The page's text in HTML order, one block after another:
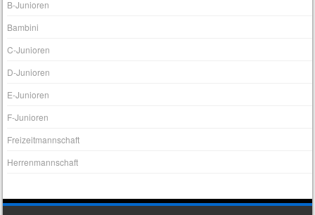
B-Junioren
Bambini
C-Junioren
D-Junioren
E-Junioren
F-Junioren
Freizeitmannschaft
Herrenmannschaft